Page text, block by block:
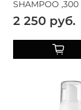
SHAMPOO
2 250 руб.